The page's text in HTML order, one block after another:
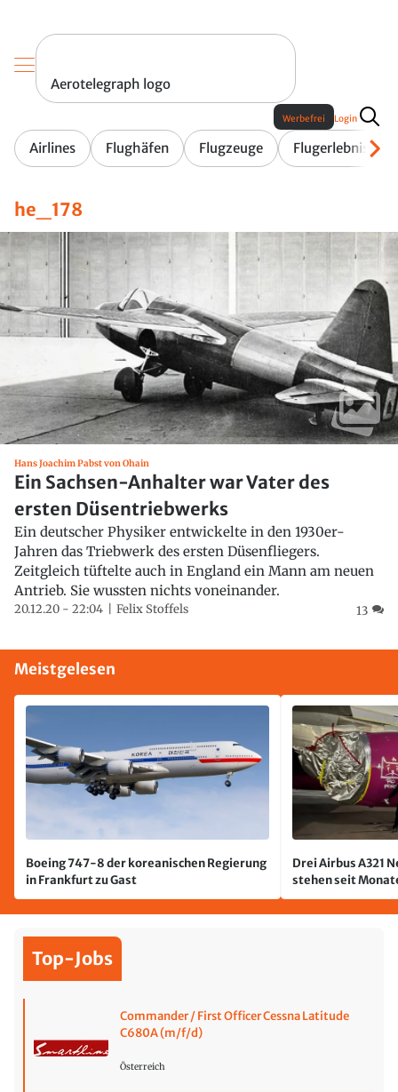
Aerotelegraph logo
Airlines Flughäfen Flugzeuge Flugerlebnis
Werbefrei Login
he_178
Hans Joachim Pabst von Ohain
Ein Sachsen-Anhalter war Vater des
ersten Düsentriebwerks
Ein deutscher Physiker entwickelte in den 1930er-
Jahren das Triebwerk des ersten Düsenfliegers.
Zeitgleich tüftelte auch in England ein Mann am neuen
Antrieb. Sie wussten nichts voneinander.
20.12.20 - 22:04 Felix Stoffels 13
Meistgelesen
Boeing 747-8 der koreanischen Regierung
in Frankfurt zu Gast
Drei Airbus A321
stehen seit
jetzt wurde einer
Top-Jobs
Commander / First Officer Cessna Latitude
C680A (m/f/d)
Österreich